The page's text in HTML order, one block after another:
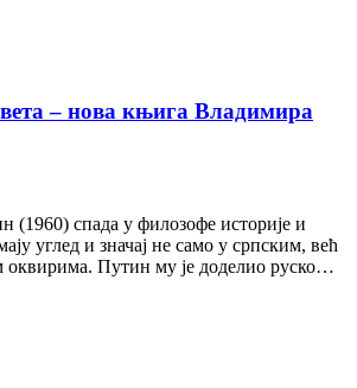
– нова књига Владимира
спада у филозофе историје и
углед и значај не само у српским, већ
оквирима. Путин му је доделио руско…